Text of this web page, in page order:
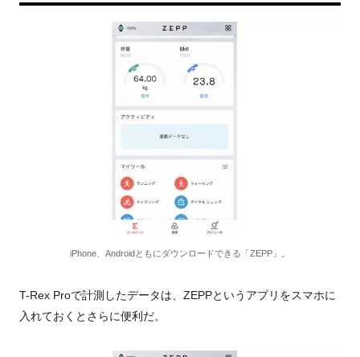
iPhone、Androidともにダウンロードできる「ZEPP」。
T-Rex Proで計測したデータは、 ZEPPというアプリをスマホに
入れておくとさらに便利だ。